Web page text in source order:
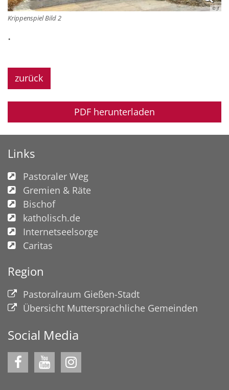
© jf
Krippenspiel Bild 2
.
zurück
PDF herunterladen
Links
Pastoraler Weg
Gremien & Räte
Bischof
katholisch.de
Internetseelsorge
Caritas
Region
Pastoralraum Gießen-Stadt
Übersicht Muttersprachliche Gemeinden
Social Media